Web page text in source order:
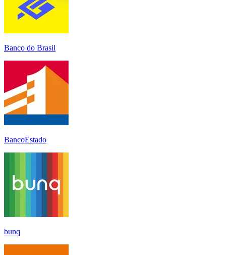
Banco do Brasil
BancoEstado
bunq